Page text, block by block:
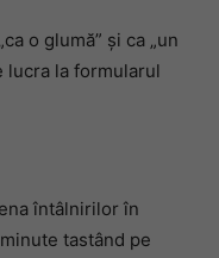
o glumă” și ca „un
lucra la formularul
întâlnirilor în
tastând pe